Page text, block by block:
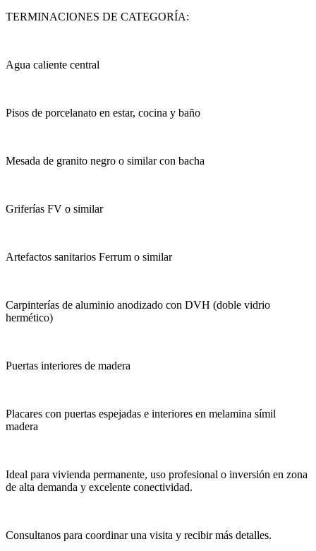
TERMINACIONES DE CATEGORÍA:
Agua caliente central
Pisos de porcelanato en estar, cocina y baño
Mesada de granito negro o similar con bacha
Griferías FV o similar
Artefactos sanitarios Ferrum o similar
Carpinterías de aluminio anodizado con DVH (doble vidrio
hermético)
Puertas interiores de madera
Placares con puertas espejadas e interiores en melamina símil
madera
Ideal para vivienda permanente, uso profesional o inversión en zona
de alta demanda y excelente conectividad.
Consultanos para coordinar una visita y recibir más detalles.